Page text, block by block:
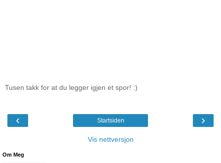
Tusen takk for at du legger igjen et spor! :)
‹ ›
Startsiden
Vis nettversjon
Om Meg